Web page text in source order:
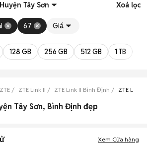
Tây Sơn Xoá lọc
67 Giá
128 GB 256 GB 512 GB 1 TB
ZTE ZTE Link II ZTE Link II Bình Định ZTE Link
Tây Sơn, Bình Định đẹp
Xem Cửa hàng